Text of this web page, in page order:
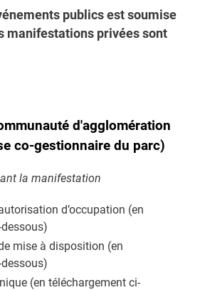
publics est soumise
manifestations privées sont
d'agglomération
co-gestionnaire du parc)
la manifestation
d’occupation (en
mise à disposition (en
(en téléchargement ci-